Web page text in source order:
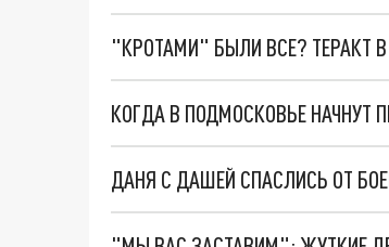
"КРОТАМИ" БЫЛИ ВСЕ? ТЕРАКТ
КОГДА В ПОДМОСКОВЬЕ НАЧНУТ
ДАНЯ С ДАШЕЙ СПАСЛИСЬ ОТ